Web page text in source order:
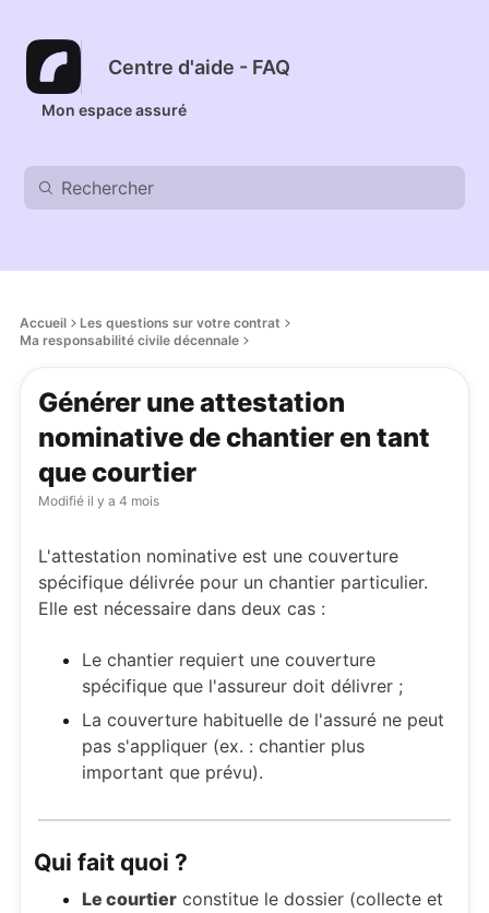
Centre d'aide - FAQ
Mon espace assuré
Accueil
Les questions sur votre contrat
Ma responsabilité civile décennale
Générer une attestation
nominative de chantier en tant
que courtier
Modifié il y a 4 mois
L'attestation nominative est une couverture
spécifique délivrée pour un chantier particulier.
Elle est nécessaire dans deux cas :
Le chantier requiert une couverture
spécifique que l'assureur doit délivrer ;
La couverture habituelle de l'assuré ne peut
pas s'appliquer (ex. : chantier plus
important que prévu).
Qui fait quoi ?
Le courtier constitue le dossier (collecte et